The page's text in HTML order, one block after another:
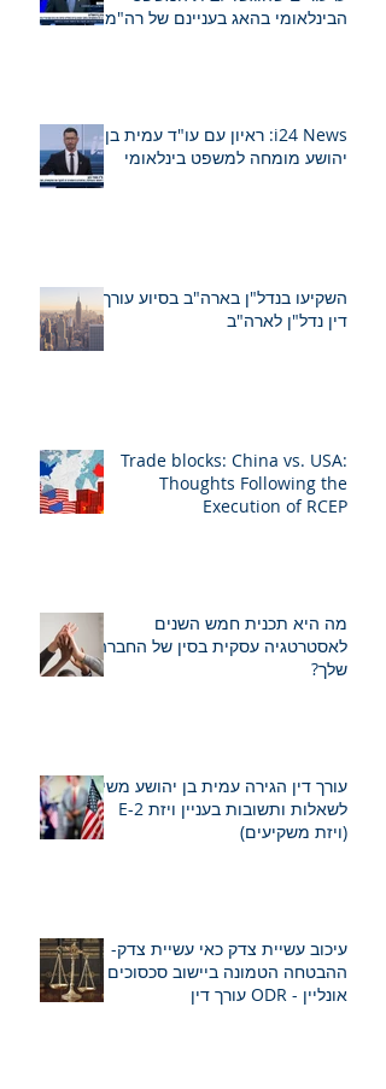
הבינלאומי בהאג בעניינם של רה"מ
i24 News: ראיון עם עו"ד עמית בן
יהושע מומחה למשפט בינלאומי
השקיעו בנדל"ן בארה"ב בסיוע עורך
דין נדל"ן לארה"ב
Trade blocks: China vs. USA:
Thoughts Following the
Execution of RCEP
מה היא תכנית חמש השנים
לאסטרטגיה עסקית בסין של החברה
שלך?
עורך דין הגירה עמית בן יהושע משיב
לשאלות ותשובות בעניין ויזת E-2
(ויזת משקיעים)
עיכוב עשיית צדק כאי עשיית צדק-
ההבטחה הטמונה ביישוב סכסוכים
אונליין - ODR עורך דין